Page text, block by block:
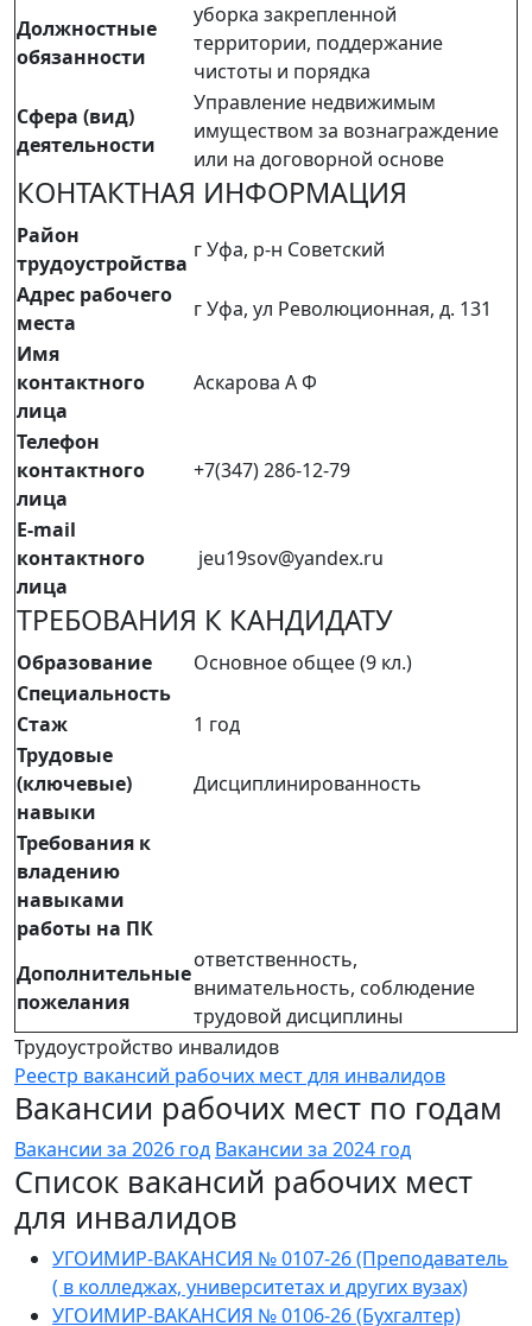
Должностные
обязанности
уборка закрепленной
территории, поддержание
чистоты и порядка
Сфера (вид)
деятельности
Управление недвижимым
имуществом за вознаграждение
или на договорной основе
КОНТАКТНАЯ ИНФОРМАЦИЯ
Район
трудоустройства
г Уфа, р-н Советский
Адрес рабочего
места
г Уфа, ул Революционная, д. 131
Имя
контактного
лица
Аскарова А Ф
Телефон
контактного
лица
+7(347) 286-12-79
E-mail
контактного
лица
jeu19sov@yandex.ru
ТРЕБОВАНИЯ К КАНДИДАТУ
Образование
Основное общее (9 кл.)
Специальность
Стаж
1 год
Трудовые
(ключевые)
навыки
Дисциплинированность
Требования к
владению
навыками
работы на ПК
Дополнительные
пожелания
ответственность,
внимательность, соблюдение
трудовой дисциплины
Трудоустройство инвалидов
Реестр вакансий рабочих мест для инвалидов
Вакансии рабочих мест по годам
Вакансии за 2026 год Вакансии за 2024 год
Список вакансий рабочих мест
для инвалидов
УГОИМИР-ВАКАНСИЯ № 0107-26 (Преподаватель
( в колледжах, университетах и других вузах)
УГОИМИР-ВАКАНСИЯ № 0106-26 (Бухгалтер)